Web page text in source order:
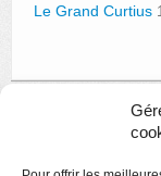
Le Grand Curtius
« Page